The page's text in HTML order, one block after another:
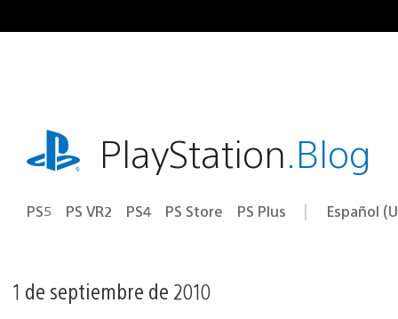
al
playstation.comPlayStation.Blog
PS5 PS VR2 PS4 PS Store PS Plus Región
Español
1 de septiembre de 2010